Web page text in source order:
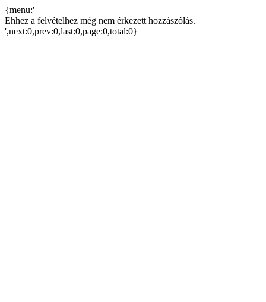
{menu:'
Ehhez a felvételhez még nem érkezett hozzászólás.
',next:0,prev:0,last:0,page:0,total:0}